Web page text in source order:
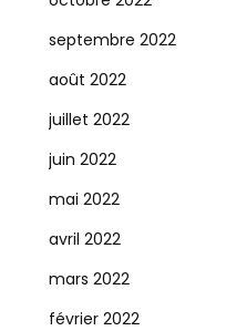
septembre 2022
août 2022
juillet 2022
juin 2022
mai 2022
avril 2022
mars 2022
février 2022